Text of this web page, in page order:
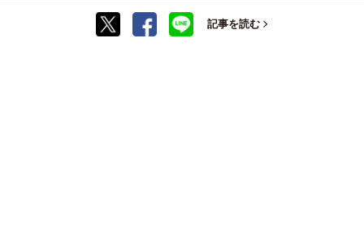
記事を読む